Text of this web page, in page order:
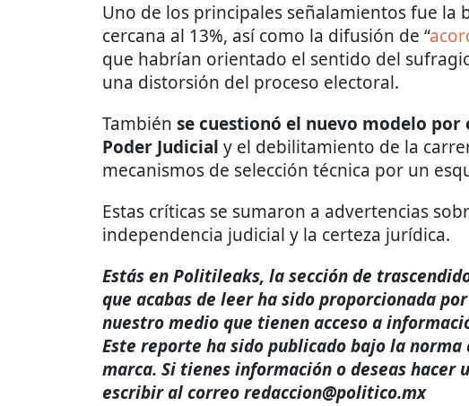
Uno de los principales señalamientos fue la
cercana al 13%, así como la difusión de “
que habrían orientado el sentido del
una distorsión del proceso electoral.
También se cuestionó el nuevo modelo
Poder Judicial y el debilitamiento de la
mecanismos de selección técnica por un
Estas críticas se sumaron a advertencias
independencia judicial y la certeza jurídica.
Estás en Politileaks, la sección de
que acabas de leer ha sido proporcionada
nuestro medio que tienen acceso a
Este reporte ha sido publicado bajo la
marca. Si tienes información o deseas hacer
escribir al correo redaccion@politico.mx